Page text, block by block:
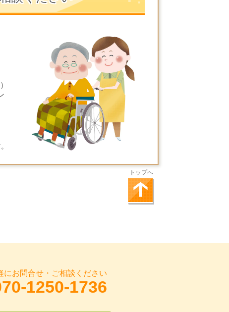
トップへ
にお問合せ・ご相談ください
1250-1736